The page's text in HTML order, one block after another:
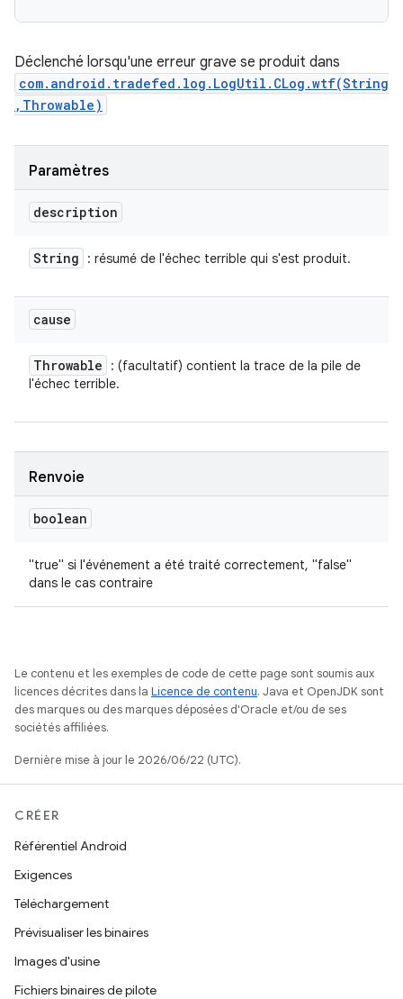
Déclenché lorsqu'une erreur grave se produit dans
com.android.tradefed.log.LogUtil.CLog.wtf(String
,Throwable)
Paramètres
description
String : résumé de l'échec terrible qui s'est produit.
cause
Throwable
: (facultatif) contient la trace de la pile de
l'échec terrible.
Renvoie
boolean
"true" si l'événement a été traité correctement, "false"
dans le cas contraire
Le contenu et les exemples de code de cette page sont soumis aux
licences décrites dans la Licence de contenu. Java et OpenJDK sont
des marques ou des marques déposées d'Oracle et/ou de ses
sociétés affiliées.
Dernière mise à jour le 2026/06/22 (UTC).
CRÉER
Référentiel Android
Exigences
Téléchargement
Prévisualiser les binaires
Images d'usine
Fichiers binaires de pilote